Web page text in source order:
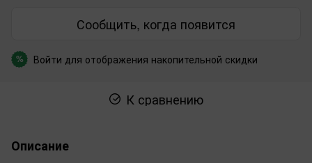
Сообщить, когда появится
% Войти для отображения накопительной скидки
К сравнению
Описание